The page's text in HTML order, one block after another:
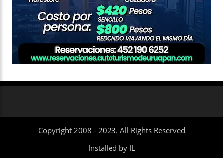
Copyright 2008 - 2023. All Rights Reserved
Installed by IL